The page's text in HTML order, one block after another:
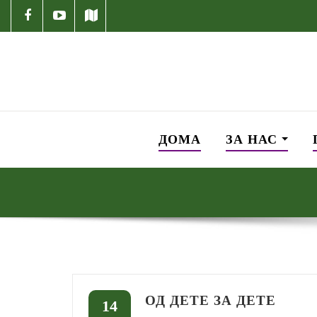
ДОМА ЗА НАС
14 ОД ДЕТЕ ЗА ДЕТЕ